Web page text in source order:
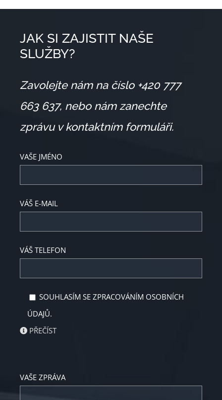
JAK SI ZAJISTIT NAŠE
SLUŽBY?
Zavolejte nám na číslo +420 777
663 637, nebo nám zanechte
zprávu v kontaktním formuláři.
VAŠE JMÉNO
VÁŠ E-MAIL
VÁŠ TELEFON
SOUHLASÍM SE ZPRACOVÁNÍM OSOBNÍCH
ÚDAJŮ.
PŘEČÍST
VAŠE ZPRÁVA